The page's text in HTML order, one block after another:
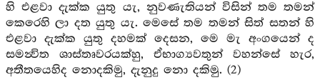
හි එළවා දැක්ක යුතු යැ, නුවණැතියන් විසින් තම තමන්
කෙරෙහි ලා දත යුතු යැ. මෙසේ තම තමන් සිත් සතන් හි
එළවා දැක්ක යුතු දහමක් දෙසන, මෙ මැ අංගයෙන් ද
සමන්‍විත ශාස්තෘවරයක්හු, ඒභාග්‍යවතුන් වහන්සේ හැර,
අතීතයෙහිද නොදකිමු, දැනුදු නො දකිමු. (2)